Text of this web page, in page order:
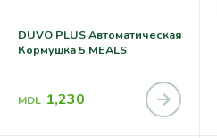
DUVO PLUS Автоматическая
Кормушка 5 MEALS
MDL 1,230